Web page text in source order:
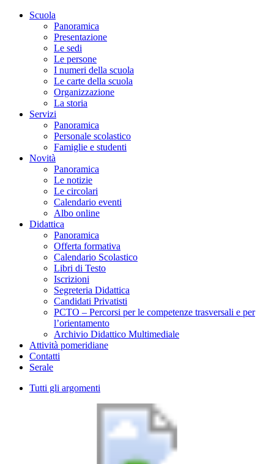
Scuola
Panoramica
Presentazione
Le sedi
Le persone
I numeri della scuola
Le carte della scuola
Organizzazione
La storia
Servizi
Panoramica
Personale scolastico
Famiglie e studenti
Novità
Panoramica
Le notizie
Le circolari
Calendario eventi
Albo online
Didattica
Panoramica
Offerta formativa
Calendario Scolastico
Libri di Testo
Iscrizioni
Segreteria Didattica
Candidati Privatisti
PCTO – Percorsi per le competenze trasversali e per
l’orientamento
Archivio Didattico Multimediale
Attività pomeridiane
Contatti
Serale
Tutti gli argomenti